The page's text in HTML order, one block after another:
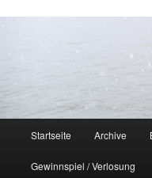
Startseite Archive
Gewinnspiel / Verlosung